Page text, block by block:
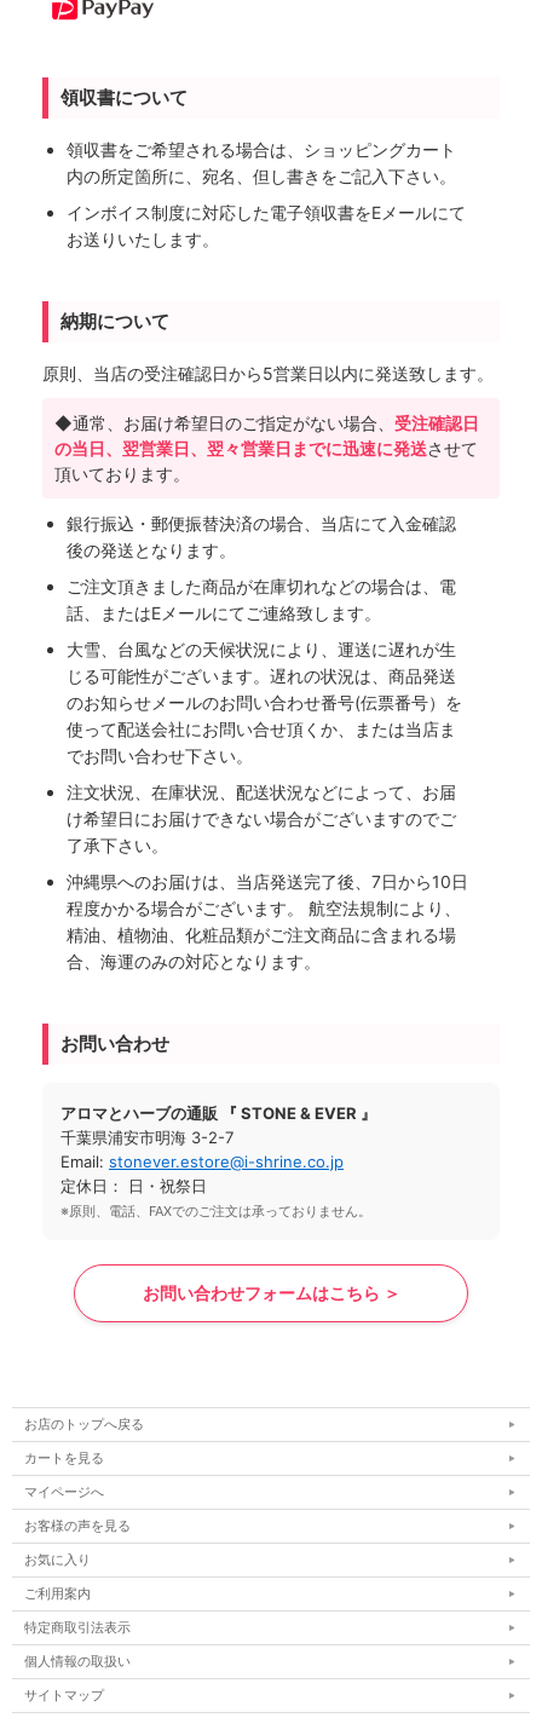
領収書について
領収書をご希望される場合は、ショッピングカート
内の所定箇所に、宛名、但し書きをご記入下さい。
インボイス制度に対応した電子領収書をEメールにて
お送りいたします。
納期について
原則、当店の受注確認日から5営業日以内に発送致します。
◆通常、お届け希望日のご指定がない場合、 受注確認日
の当日、翌営業日、翌々営業日までに迅速に発送させて
頂いております。
銀行振込・郵便振替決済の場合、当店にて入金確認
後の発送となります。
ご注文頂きました商品が在庫切れなどの場合は、電
話、またはEメールにてご連絡致します。
大雪、台風などの天候状況により、運送に遅れが生
じる可能性がございます。遅れの状況は、商品発送
のお知らせメールのお問い合わせ番号(伝票番号）を
使って配送会社にお問い合せ頂くか、または当店ま
でお問い合わせ下さい。
注文状況、在庫状況、配送状況などによって、お届
け希望日にお届けできない場合がございますのでご
了承下さい。
沖縄県へのお届けは、当店発送完了後、7日から10日
程度かかる場合がございます。 航空法規制により、
精油、植物油、化粧品類がご注文商品に含まれる場
合、海運のみの対応となります。
お問い合わせ
アロマとハーブの通販 『 STONE & EVER 』
千葉県浦安市明海 3-2-7
Email: stonever.estore@i-shrine.co.jp
定休日： 日・祝祭日
※原則、電話、FAXでのご注文は承っておりません。
お問い合わせフォームはこちら ＞
お店のトップへ戻る
カートを見る
マイページへ
お客様の声を見る
お気に入り
ご利用案内
特定商取引法表示
個人情報の取扱い
サイトマップ